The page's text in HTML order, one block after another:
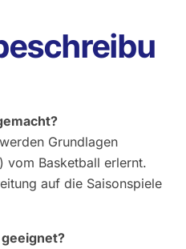
Grundlagen
vom Basketball erlernt.
auf die Saisonspiele